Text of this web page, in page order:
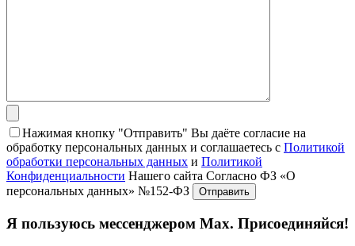
Нажимая кнопку "Отправить" Вы даёте согласие на
обработку персональных данных и соглашаетесь с Политикой
обработки персональных данных и Политикой
Конфиденциальности Нашего сайта Согласно ФЗ «О
персональных данных» №152-ФЗ
Я пользуюсь мессенджером Max. Присоединяйся!